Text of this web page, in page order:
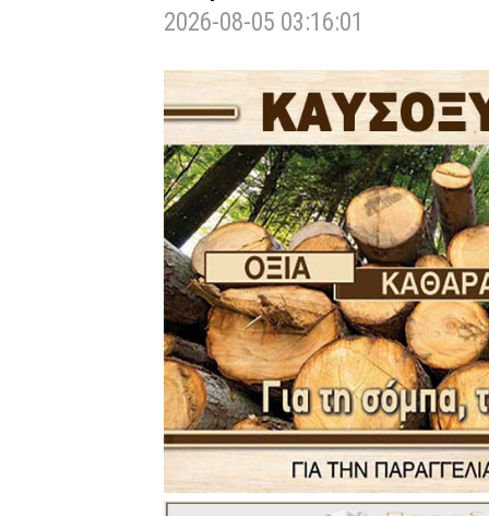
2026-08-05 03:16:01